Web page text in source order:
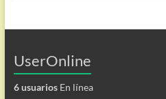
UserOnline
6 usuariosEn línea